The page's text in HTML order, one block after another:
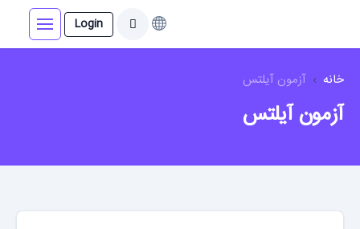
Login
خانه آزمون آیلتس
آزمون آیلتس